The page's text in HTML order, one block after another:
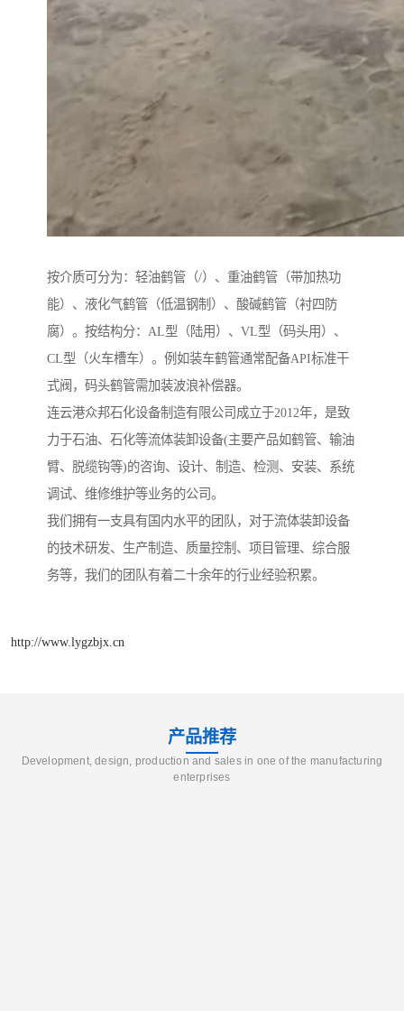
按介质可分为：轻油鹤管（/）、重油鹤管（带加热功
能）、液化气鹤管（低温钢制）、酸碱鹤管（衬四防
腐）。按结构分：AL型（陆用）、VL型（码头用）、
CL型（火车槽车）。例如装车鹤管通常配备API标准干
式阀，码头鹤管需加装波浪补偿器。
连云港众邦石化设备制造有限公司成立于2012年，是致
力于石油、石化等流体装卸设备(主要产品如鹤管、输油
臂、脱缆钩等)的咨询、设计、制造、检测、安装、系统
调试、维修维护等业务的公司。
我们拥有一支具有国内水平的团队，对于流体装卸设备
的技术研发、生产制造、质量控制、项目管理、综合服
务等，我们的团队有着二十余年的行业经验积累。
http://www.lygzbjx.cn
产品推荐
Development, design, production and sales in one of the manufacturing
enterprises